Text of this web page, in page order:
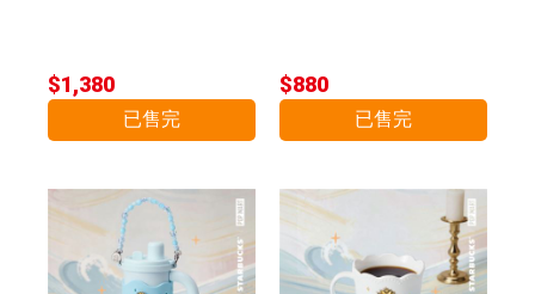
$1,380
已售完
$880
已售完